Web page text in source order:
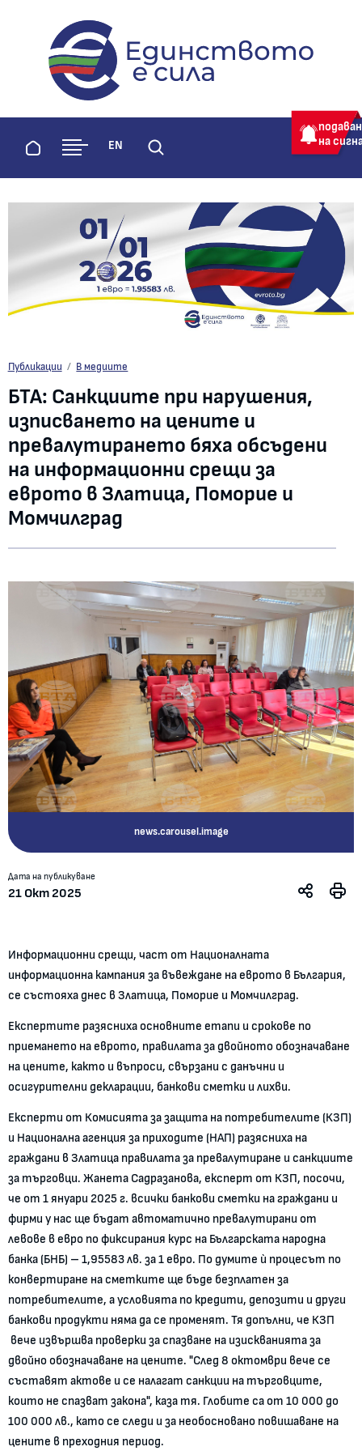
evroto.bgОфициална страница за приемане
Начало EN
на
Публикации В медиите
БТА: Санкциите при нарушения, изписването на цените и
БТА: Санкциите при нарушения,
изписването на цените и
превалутирането бяха обсъдени
на информационни срещи за
еврото в Златица, Поморие и
Момчилград
news.carousel.image
Дата на публикуване
21 Окт 2025
Информационни срещи, част от Националната
информационна кампания за въвеждане на еврото в България,
се състояха днес в Златица, Поморие и Момчилград.
Експертите разясниха основните етапи и срокове по
приемането на еврото, правилата за двойното обозначаване
на цените, както и въпроси, свързани с данъчни и
осигурителни декларации, банкови сметки и лихви.
Експерти от Комисията за защита на потребителите (КЗП)
и Национална агенция за приходите (НАП) разясниха на
граждани в Златица правилата за превалутиране и санкциите
за търговци. Жанета Садразанова, експерт от КЗП, посочи,
че от 1 януари 2025 г. всички банкови сметки на граждани и
фирми у нас ще бъдат автоматично превалутирани от
левове в евро по фиксирания курс на Българската народна
банка (БНБ) – 1,95583 лв. за 1 евро. По думите ѝ процесът по
конвертиране на сметките ще бъде безплатен за
потребителите, а условията по кредити, депозити и други
банкови продукти няма да се променят. Тя допълни, че КЗП
вече извършва проверки за спазване на изискванията за
двойно обозначаване на цените. "След 8 октомври вече се
съставят актове и се налагат санкции на търговците,
които не спазват закона", каза тя. Глобите са от 10 000 до
100 000 лв., като се следи и за необосновано повишаване на
цените в преходния период.